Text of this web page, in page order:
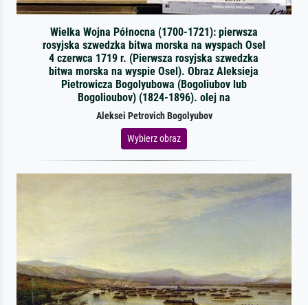
Wielka Wojna Północna (1700-1721): pierwsza
rosyjska szwedzka bitwa morska na wyspach Osel
4 czerwca 1719 r. (Pierwsza rosyjska szwedzka
bitwa morska na wyspie Osel). Obraz Aleksieja
Pietrowicza Bogolyubowa (Bogoliubov lub
Bogolioubov) (1824-1896). olej na
Aleksei Petrovich Bogolyubov
Wybierz obraz